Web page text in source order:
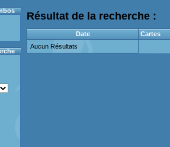
Résultat de la recherche :
Date
Cartes
Aucun Résultats